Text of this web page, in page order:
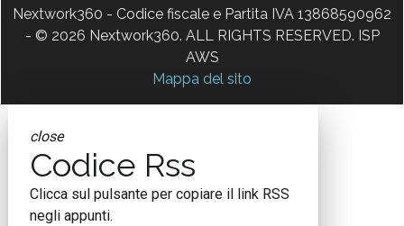
Nextwork360 - Codice fiscale e Partita IVA 13868590962
- © 2026 Nextwork360. ALL RIGHTS RESERVED. ISP
AWS
Mappa del sito
close
Codice Rss
Clicca sul pulsante per copiare il link RSS
negli appunti.